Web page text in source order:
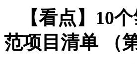
【看点】10
范项目清单 （